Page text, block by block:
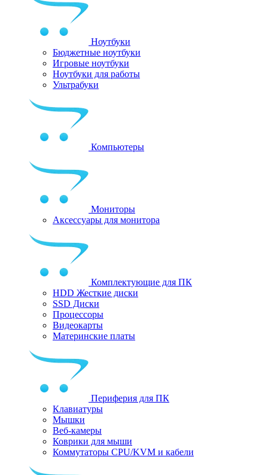
Ноутбуки
Бюджетные ноутбуки
Игровые ноутбуки
Ноутбуки для работы
Ультрабуки
Компьютеры
Мониторы
Аксессуары для монитора
Комплектующие для ПК
HDD Жесткие диски
SSD Диски
Процессоры
Видеокарты
Материнские платы
Периферия для ПК
Клавиатуры
Мышки
Веб-камеры
Коврики для мыши
Коммутаторы CPU/KVM и кабели